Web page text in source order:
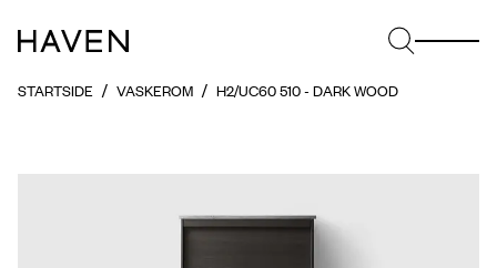
STARTSIDE VASKEROM H2/UC60 510 - DARK WOOD